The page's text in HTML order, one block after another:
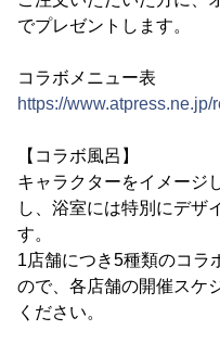
でプレゼントします。
コラボメニュー表
https://
【コラボ風呂】
キャラクターをイメージ
し、浴室には特別にデザ
す。
1店舗につき5種類のコラ
ので、各店舗の開催スケ
ください。